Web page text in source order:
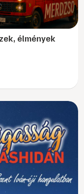
élmények